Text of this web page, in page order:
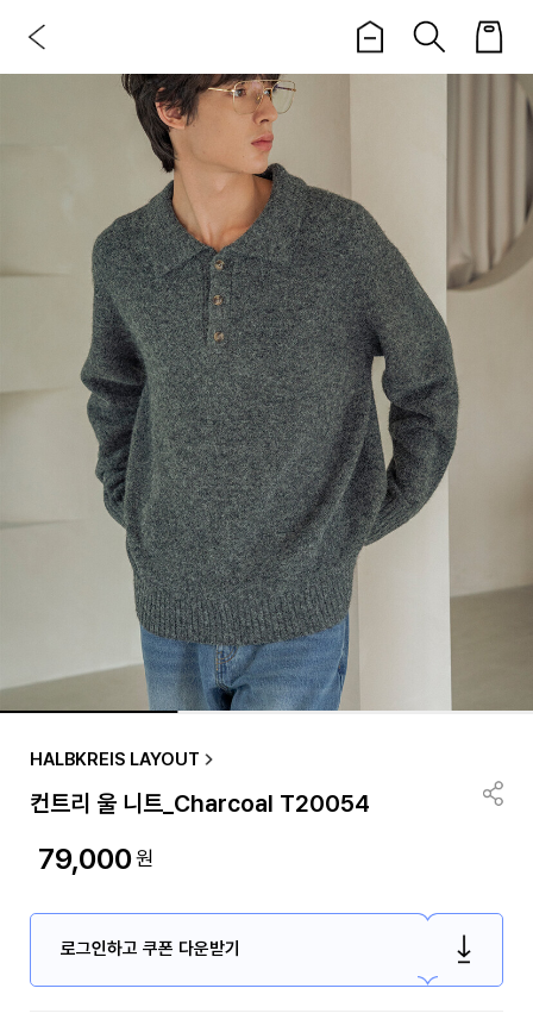
HALBKREIS LAYOUT
컨트리 울 니트_Charcoal T20054
79,000원
로그인하고 쿠폰 다운받기